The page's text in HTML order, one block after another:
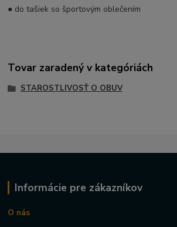
● do tašiek so športovým oblečením
Tovar zaradený v kategóriách
STAROSTLIVOSŤ O OBUV
Informácie pre zákazníkov
O nás